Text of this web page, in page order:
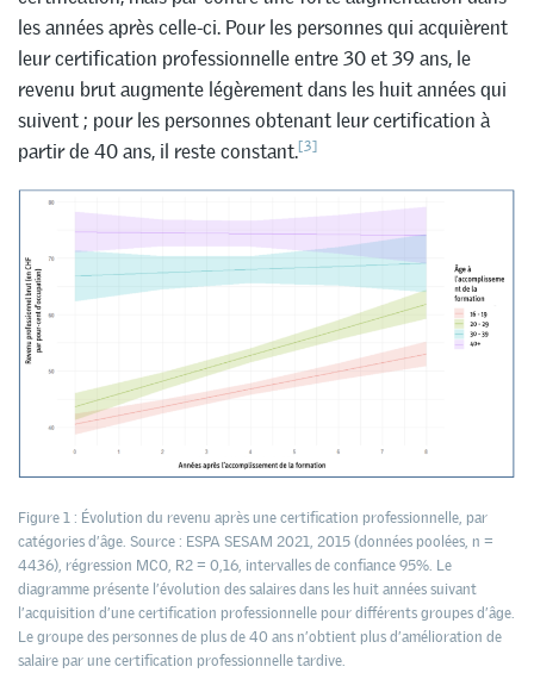
les années après celle-ci. Pour les personnes qui acquièrent
leur certification professionnelle entre 30 et 39 ans, le
revenu brut augmente légèrement dans les huit années qui
suivent ; pour les personnes obtenant leur certification à
partir de 40 ans, il reste constant.[3]
Figure 1 : Évolution du revenu après une certification professionnelle, par
catégories d’âge. Source : ESPA SESAM 2021, 2015 (données poolées, n =
4436), régression MCO, R2 = 0,16, intervalles de confiance 95%. Le
diagramme présente l’évolution des salaires dans les huit années suivant
l’acquisition d’une certification professionnelle pour différents groupes d’âge.
Le groupe des personnes de plus de 40 ans n’obtient plus d’amélioration de
salaire par une certification professionnelle tardive.